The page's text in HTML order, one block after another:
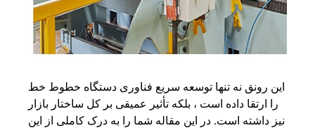
این رونق نه تنها توسعه سریع فناوری دستگاه خطوط خط
را ارتقا داده است ، بلکه تأثیر عمیقی بر کل ساختار بازار
نیز داشته است. در این مقاله شما را به درک کاملی از این